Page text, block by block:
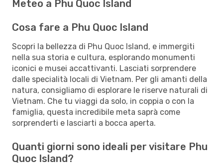
Meteo a Phu Quoc Island
Cosa fare a Phu Quoc Island
Scopri la bellezza di Phu Quoc Island, e immergiti
nella sua storia e cultura, esplorando monumenti
iconici e musei accattivanti. Lasciati sorprendere
dalle specialità locali di Vietnam. Per gli amanti della
natura, consigliamo di esplorare le riserve naturali di
Vietnam. Che tu viaggi da solo, in coppia o con la
famiglia, questa incredibile meta saprà come
sorprenderti e lasciarti a bocca aperta.
Quanti giorni sono ideali per visitare Phu
Quoc Island?